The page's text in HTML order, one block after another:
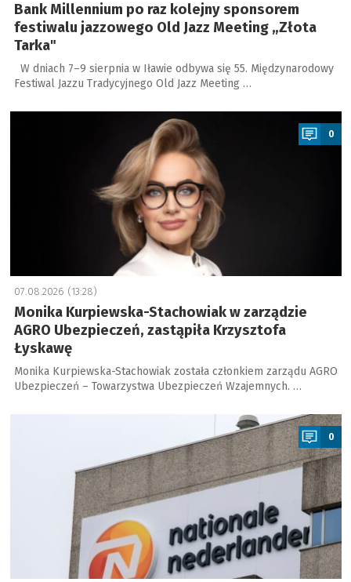
Bank Millennium po raz kolejny sponsorem
festiwalu jazzowego Old Jazz Meeting „Złota
Tarka"
W dniach 7–9 sierpnia w Iławie odbywa się 55. Międzynarodowy
Festiwal Jazzu Tradycyjnego Old Jazz Meeting …
a
0
07.08.2026 (13:28)
Monika Kurpiewska-Stachowiak w zarządzie
AGRO Ubezpieczeń, zastąpiła Krzysztofa
Łyskawę
Monika Kurpiewska-Stachowiak została członkiem zarządu AGRO
Ubezpieczeń – Towarzystwa Ubezpieczeń Wzajemnych. …
0